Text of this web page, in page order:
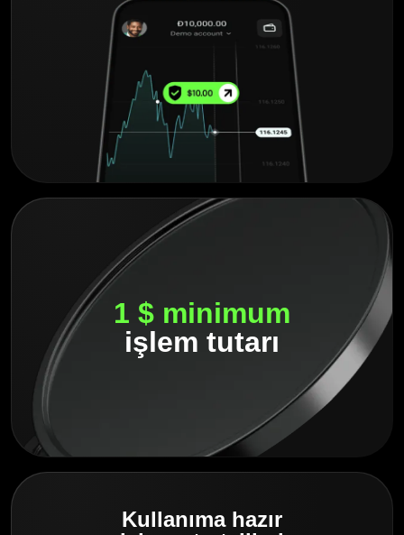
1 $ minimum
işlem tutarı
Kullanıma hazır